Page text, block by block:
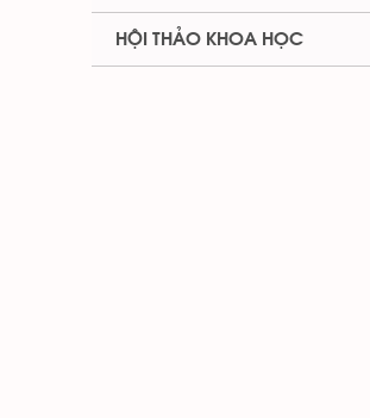
HỘI THẢO KHOA HỌC